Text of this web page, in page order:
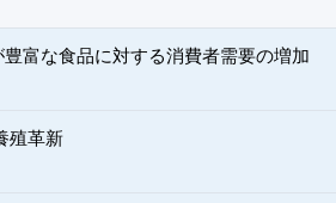
豊富な食品に対する消費者需要の増加
殖革新